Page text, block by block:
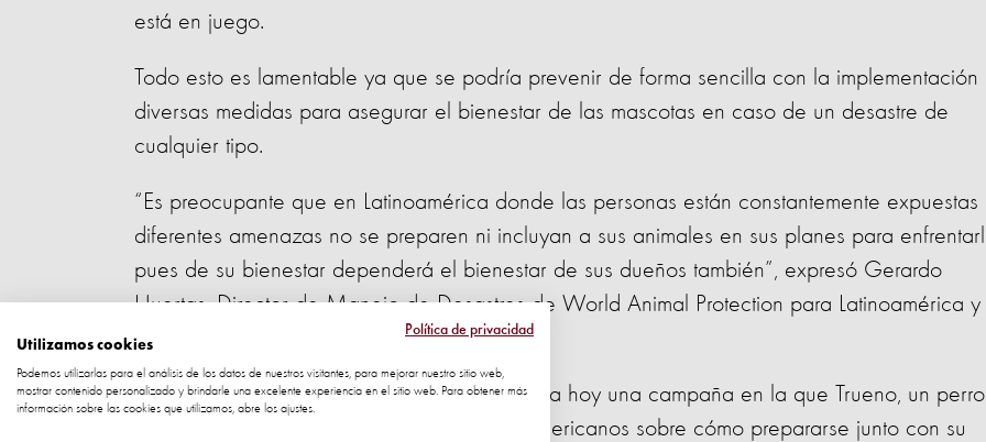
está en juego.
Todo esto es lamentable ya que se podría prevenir de forma sencilla con la implementación
diversas medidas para asegurar el bienestar de las mascotas en caso de un desastre de
cualquier tipo.
“Es preocupante que en Latinoamérica donde las personas están constantemente expuestas
diferentes amenazas no se preparen ni incluyan a sus animales en sus planes para
pues de su bienestar dependerá el bienestar de sus dueños también”, expresó Gerardo
Huertas, Director de Manejo de Desastres de World Animal Protection para Latinoamérica y
Caribe.
Es por esto que World Animal Protection lanza hoy una campaña en la que Trueno, un perro
salchicha, que ofrece consejos a los latinoamericanos sobre cómo prepararse junto con su
Política de privacidad
Utilizamos cookies
Podemos utilizarlas para el análisis de los datos de nuestros visitantes, para mejorar nuestro sitio web,
mostrar contenido personalizado y brindarle una excelente experiencia en el sitio web. Para obtener más
información sobre las cookies que utilizamos, abre los ajustes.